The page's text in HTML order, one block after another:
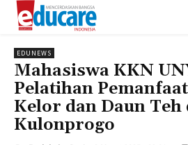
EDUNEWS
Mahasiswa KKN
Pelatihan
Kelor dan Daun Teh
Kulonprogo